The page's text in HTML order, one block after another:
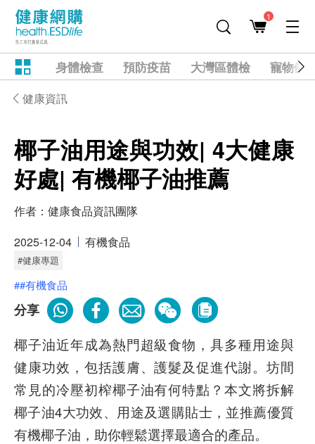
1
身體檢查 預防疫苗 大灣區體檢 寵物健
健康資訊
椰子油用途與功效| 4大健康
好處| 有機椰子油推薦
作者： 健康食品資訊團隊
2025-12-04
有機食品
#健康專題
##有機食品
分享
椰子油近年成為熱門超級食物，具多種用途與
健康功效，包括護膚、護髮及促進代謝。坊間
常見的冷壓初榨椰子油有何特點？本文將拆解
椰子油4大功效、用途及選購貼士，並推薦優質
有機椰子油，助你輕鬆選擇最適合的產品。